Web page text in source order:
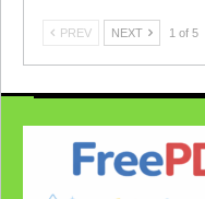
PREV NEXT 1 of 5